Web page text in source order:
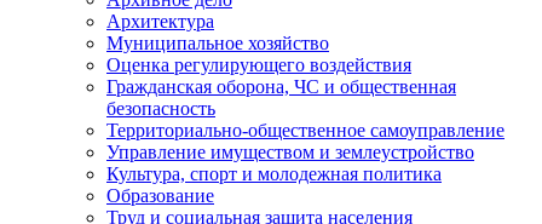
Архитектура
Муниципальное хозяйство
Оценка регулирующего воздействия
Гражданская оборона, ЧС и общественная
безопасность
Территориально-общественное самоуправление
Управление имуществом и землеустройство
Культура, спорт и молодежная политика
Образование
Труд и социальная защита населения